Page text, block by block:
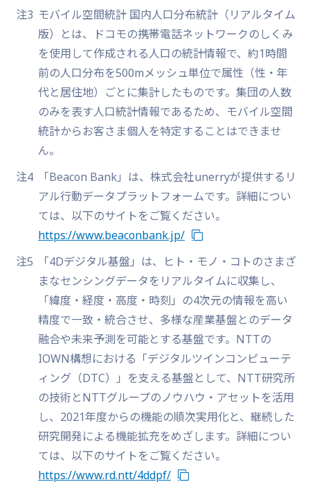
注3 モバイル空間統計 国内人口分布統計（リアルタイム
版）とは、ドコモの携帯電話ネットワークのしくみ
を使用して作成される人口の統計情報で、約1時間
前の人口分布を500mメッシュ単位で属性（性・年
代と居住地）ごとに集計したものです。集団の人数
のみを表す人口統計情報であるため、モバイル空間
統計からお客さま個人を特定することはできませ
ん。
注4
「Beacon Bank」は、株式会社unerryが提供するリ
アル行動データプラットフォームです。詳細につい
ては、以下のサイトをご覧ください。
https://www.beaconbank.jp/
注5
「4Dデジタル基盤」は、ヒト・モノ・コトのさまざ
まなセンシングデータをリアルタイムに収集し、
「緯度・経度・高度・時刻」の4次元の情報を高い
精度で一致・統合させ、多様な産業基盤とのデータ
融合や未来予測を可能とする基盤です。NTTの
IOWN構想における「デジタルツインコンピューテ
ィング（DTC）」を支える基盤として、NTT研究所
の技術とNTTグループのノウハウ・アセットを活用
し、2021年度からの機能の順次実用化と、継続した
研究開発による機能拡充をめざします。詳細につい
ては、以下のサイトをご覧ください。
https://www.rd.ntt/4ddpf/